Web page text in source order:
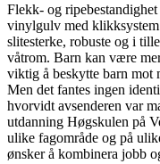
Flekk- og
vinylgulv med klikksystem
slitesterke, robuste og i
våtrom. Barn kan være
viktig å beskytte barn mot
Men det fantes ingen
hvorvidt avsenderen var
utdanning Høgskulen på
ulike fagområde og på
ønsker å kombinera jobb